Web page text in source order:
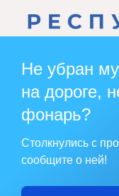
Не убран
на дороге,
фонарь?
Столкнулись с
сообщите о ней!